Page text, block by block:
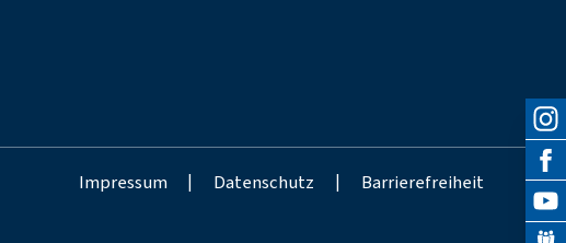
Impressum | Datenschutz | Barrierefreiheit